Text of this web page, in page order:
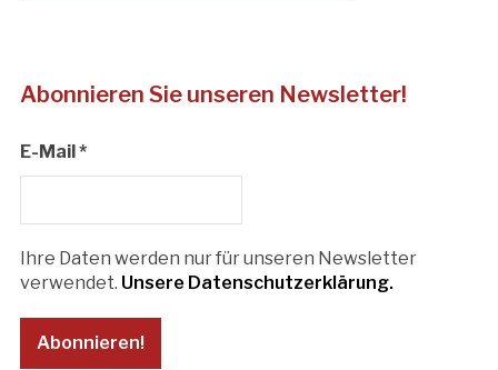
Abonnieren Sie unseren Newsletter!
E-Mail*
Ihre Daten werden nur für unseren Newsletter
verwendet. Unsere Datenschutzerklärung.